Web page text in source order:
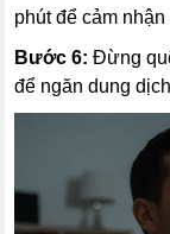
phút để cảm
Bước 6: Đừng
để ngăn dung